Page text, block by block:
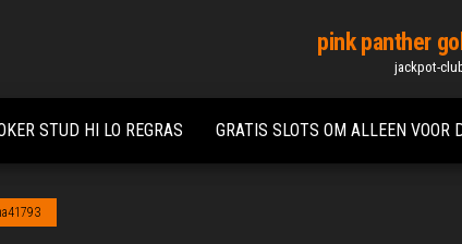
pink panther
jackpot-
STUD HI LO REGRAS GRATIS SLOTS OM ALLEEN VOOR